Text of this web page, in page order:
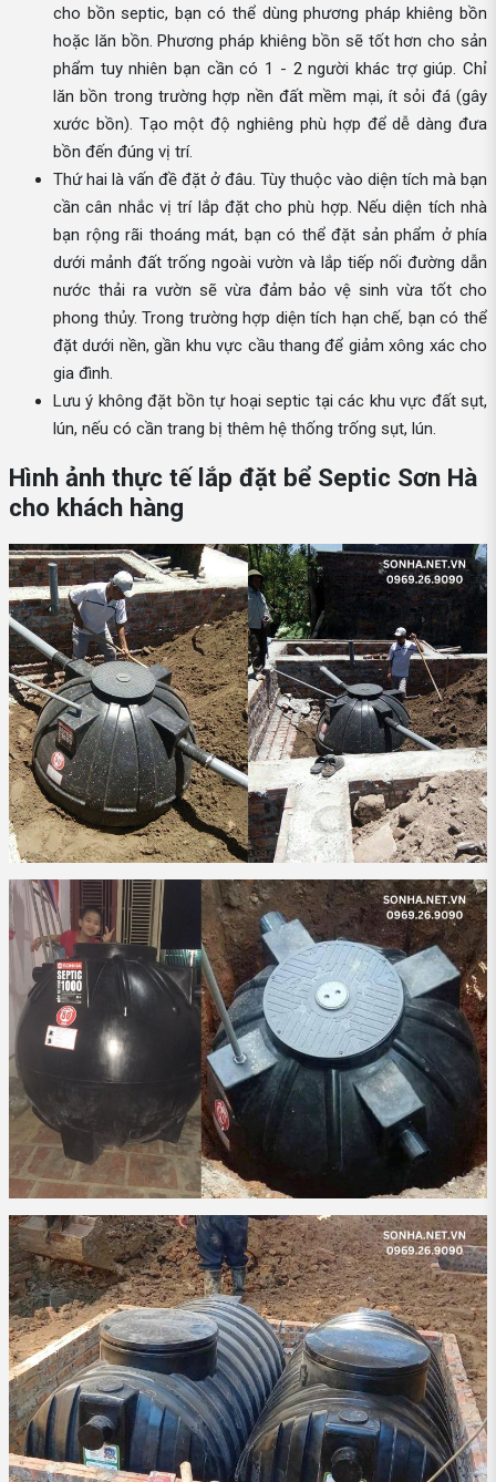
cho bồn septic, bạn có thể dùng phương pháp khiêng bồn
hoặc lăn bồn. Phương pháp khiêng bồn sẽ tốt hơn cho sản
phẩm tuy nhiên bạn cần có 1 - 2 người khác trợ giúp. Chỉ
lăn bồn trong trường hợp nền đất mềm mại, ít sỏi đá (gây
xước bồn). Tạo một độ nghiêng phù hợp để dễ dàng đưa
bồn đến đúng vị trí.
Thứ hai là vấn đề đặt ở đâu. Tùy thuộc vào diện tích mà bạn
cần cân nhắc vị trí lắp đặt cho phù hợp. Nếu diện tích nhà
bạn rộng rãi thoáng mát, bạn có thể đặt sản phẩm ở phía
dưới mảnh đất trống ngoài vườn và lắp tiếp nối đường dẫn
nước thải ra vườn sẽ vừa đảm bảo vệ sinh vừa tốt cho
phong thủy. Trong trường hợp diện tích hạn chế, bạn có thể
đặt dưới nền, gần khu vực cầu thang để giảm xông xác cho
gia đình.
Lưu ý không đặt bồn tự hoại septic tại các khu vực đất sụt,
lún, nếu có cần trang bị thêm hệ thống trống sụt, lún.
Hình ảnh thực tế lắp đặt bể Septic Sơn Hà
cho khách hàng